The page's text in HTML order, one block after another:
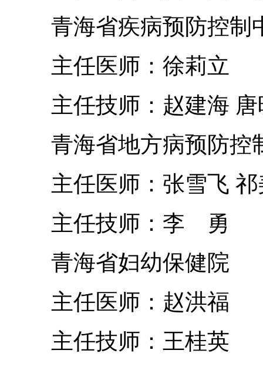
青海省疾病预防控制
主任医师：徐莉立
主任技师：赵建海
青海省地方病预防控
主任医师：张雪飞 祁
主任技师：李 勇
青海省妇幼保健院
主任医师：赵洪福
主任技师：王桂英